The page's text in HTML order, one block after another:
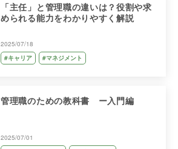
「主任」と管理職の違いは？役割や求
められる能力をわかりやすく解説
2025/07/18
#キャリア
#マネジメント
管理職のための教科書 ー入門編
2025/07/01